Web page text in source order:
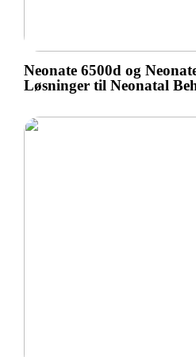
Neonate 6500d og
Løsninger til Neonatal